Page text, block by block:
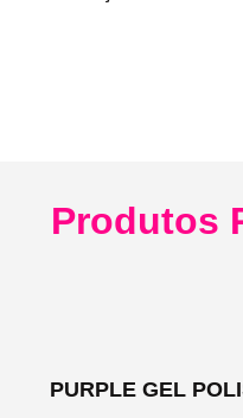
Produtos
PURPLE GEL